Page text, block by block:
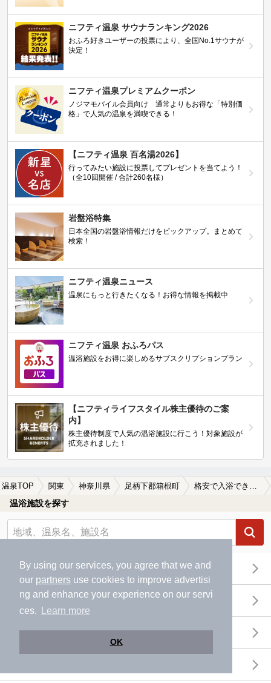
By using our services, you agree that we and
our partners use cookies to improve advertisi
ng and enhance your experience on our servi
ces.
Learn more
OK
ニフティ温泉 サウナランキング2026
おふろ好きユーザーの投票により、全国No.1サウナが
決定！
ニフティ温泉プレミアムクーポン
ノジマモバイル会員向け 通常よりもお得な「特別価
格」で人気の温泉を満喫できる！
【ニフティ温泉 百名湯2026】
行ってみたい施設に投票してプレゼントを当てよう！
（全10回開催 / 合計260名様）
岩盤浴特集
日本全国の岩盤浴情報だけをピックアップ。まとめて
検索！
ニフティ温泉ニュース
温泉にもっと行きたくなる！お得な情報を掲載中
ニフティ温泉 おふろパス
温浴施設をお得に楽しめるサブスクリプションプラン
【ニフティライフスタイル株主優待のご案
内】
株主優待制度で人気の温浴施設に行こう！対象施設が
拡充されました！
温泉TOP 関東 神奈川県 足柄下郡箱根町
温浴施設を探す
エリアから探す
地図から探す
特徴から探す